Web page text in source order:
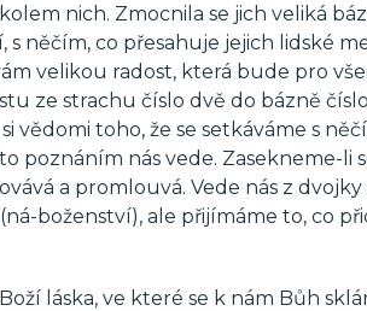
nich. Zmocnila se jich veliká
něčím, co přesahuje jejich lidské
velikou radost, která bude pro
ze strachu číslo dvě do bázně
vědomi toho, že se setkáváme s
nás vede. Zasekneme-li
a promlouvá. Vede nás z
boženství), ale přijímáme to, co
láska, ve které se k nám Bůh